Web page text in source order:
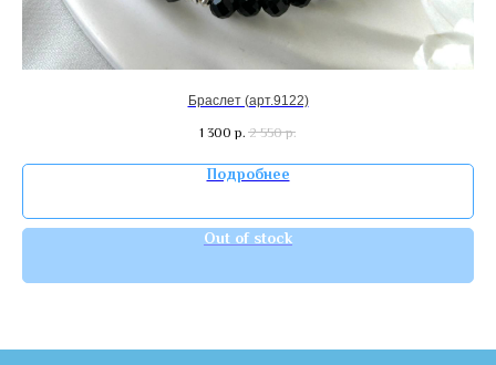
Браслет (арт.9122)
1 300 р. 2 550 р.
Подробнее
Out of stock